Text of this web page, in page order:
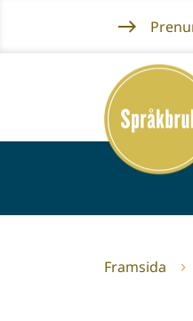
innehållet
Framsida
Framsida